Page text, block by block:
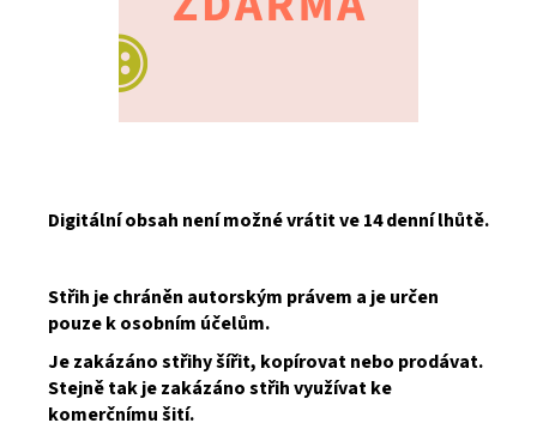
Digitální obsah není možné vrátit ve 14 denní lhůtě.
Střih je chráněn autorským právem a je určen
pouze k osobním účelům.
Je zakázáno střihy šířit, kopírovat nebo prodávat.
Stejně tak je zakázáno střih využívat ke
komerčnímu šití.